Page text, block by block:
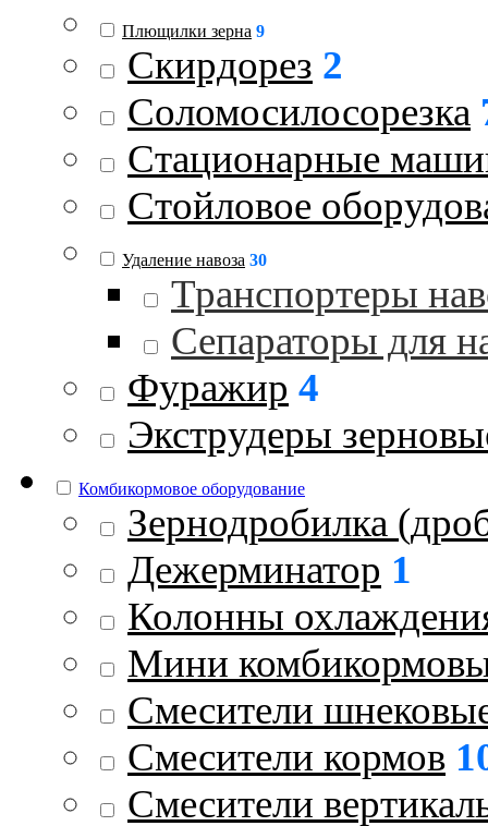
Плющилки зерна 9
Скирдорез 2
Соломосилосорезка
Стационарные
Стойловое
Удаление навоза 30
Транспортеры
Сепараторы для
Фуражир 4
Экструдеры
Комбикормовое оборудование
Зернодробилка
Дежерминатор 1
Колонны
Мини
Смесители
Смесители кормов
Смесители